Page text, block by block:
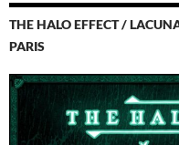
THE HALO EFFECT /
PARIS